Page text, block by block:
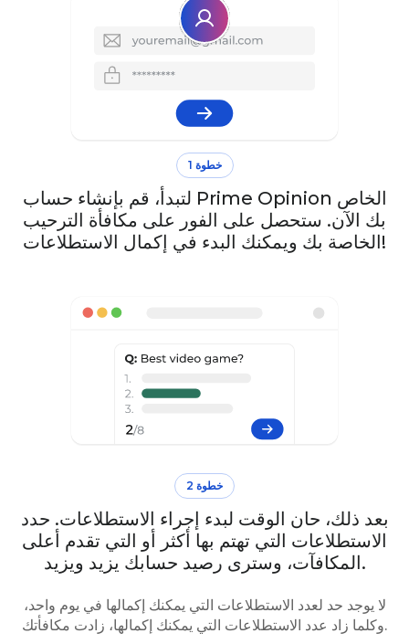
خطوة 1
لتبدأ، قم بإنشاء حساب Prime Opinion الخاص
بك الآن. ستحصل على الفور على مكافأة الترحيب
الخاصة بك ويمكنك البدء في إكمال الاستطلاعات!
خطوة 2
بعد ذلك، حان الوقت لبدء إجراء الاستطلاعات. حدد
الاستطلاعات التي تهتم بها أكثر أو التي تقدم أعلى
المكافآت، وسترى رصيد حسابك يزيد ويزيد.
لا يوجد حد لعدد الاستطلاعات التي يمكنك إكمالها في يوم واحد،
وكلما زاد عدد الاستطلاعات التي يمكنك إكمالها، زادت مكافأتك.